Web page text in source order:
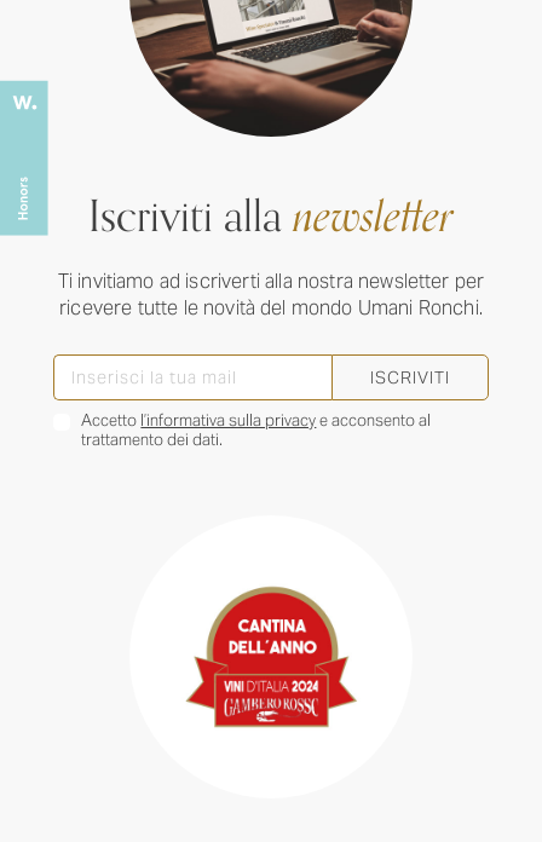
Iscriviti allanewsletter
Ti invitiamo ad iscriverti alla nostra newsletter per
ricevere tutte le novità del mondo Umani Ronchi.
ISCRIVITI
Accetto l’informativa sulla privacye acconsento al
trattamento dei dati.